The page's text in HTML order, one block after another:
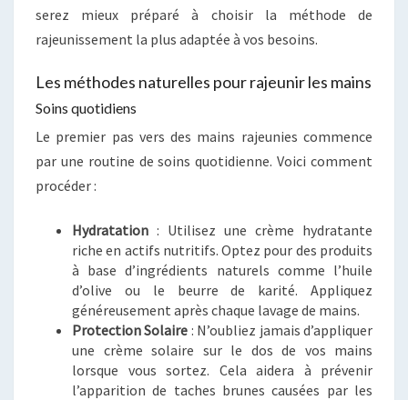
serez mieux préparé à choisir la méthode de
rajeunissement la plus adaptée à vos besoins.
Les méthodes naturelles pour rajeunir les mains
Soins quotidiens
Le premier pas vers des mains rajeunies commence
par une routine de soins quotidienne. Voici comment
procéder :
Hydratation : Utilisez une crème hydratante
riche en actifs nutritifs. Optez pour des produits
à base d’ingrédients naturels comme l’huile
d’olive ou le beurre de karité. Appliquez
généreusement après chaque lavage de mains.
Protection Solaire : N’oubliez jamais d’appliquer
une crème solaire sur le dos de vos mains
lorsque vous sortez. Cela aidera à prévenir
l’apparition de taches brunes causées par les